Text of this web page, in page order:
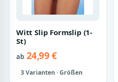
Witt Slip Formslip (1-
St)
ab24,99 €
3 Varianten · Größen